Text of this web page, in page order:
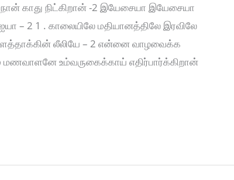
காது நிட்கிறான் -2 இயேசையா இயேசையா
– 2 1 . காலையிலே மதியானத்திலே இரவிலே
லீலியே – 2 என்னை வாழவைக்க
மணவாளனே உம்வருகைக்காய் எதிர்பார்க்கிறான்